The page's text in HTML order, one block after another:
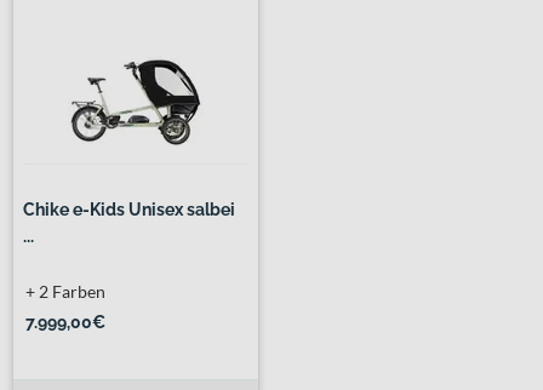
Chike e-Kids Unisex salbei
...
7.999,00€
+ 2 Farben